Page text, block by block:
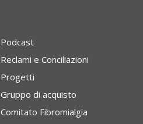
Podcast
Reclami e Conciliazioni
Progetti
Gruppo di acquisto
Comitato Fibromialgia